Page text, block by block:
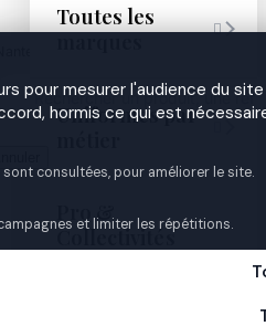
pour mesurer l'audience du
hormis ce qui est
consultées, pour améliorer le site.
et limiter les répétitions.
Toutes les
marques

Uniformes par
Pro &
Collectivités